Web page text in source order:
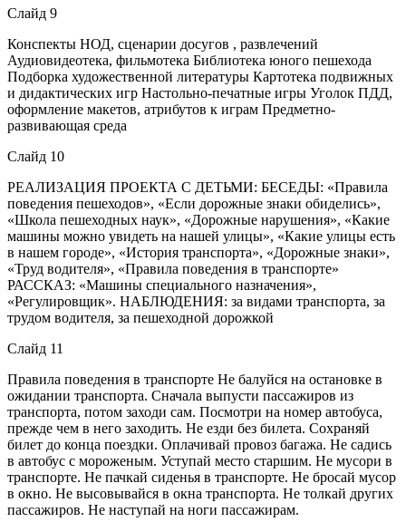
Слайд 9
Конспекты НОД, сценарии досугов , развлечений
Аудиовидеотека, фильмотека Библиотека юного пешехода
Подборка художественной литературы Картотека подвижных
и дидактических игр Настольно-печатные игры Уголок ПДД,
оформление макетов, атрибутов к играм Предметно-
развивающая среда
Слайд 10
РЕАЛИЗАЦИЯ ПРОЕКТА С ДЕТЬМИ: БЕСЕДЫ: «Правила
поведения пешеходов», «Если дорожные знаки обиделись»,
«Школа пешеходных наук», «Дорожные нарушения», «Какие
машины можно увидеть на нашей улицы», «Какие улицы есть
в нашем городе», «История транспорта», «Дорожные знаки»,
«Труд водителя», «Правила поведения в транспорте»
РАССКАЗ: «Машины специального назначения»,
«Регулировщик». НАБЛЮДЕНИЯ: за видами транспорта, за
трудом водителя, за пешеходной дорожкой
Слайд 11
Правила поведения в транспорте Не балуйся на остановке в
ожидании транспорта. Сначала выпусти пассажиров из
транспорта, потом заходи сам. Посмотри на номер автобуса,
прежде чем в него заходить. Не езди без билета. Сохраняй
билет до конца поездки. Оплачивай провоз багажа. He садись
в автобус с мороженым. Уступай место старшим. Не мусори в
транспорте. He пачкай сиденья в транспорте. Не бросай мусор
в окно. Не высовывайся в окна транспорта. He толкай других
пассажиров. He наступай на ноги пассажирам.